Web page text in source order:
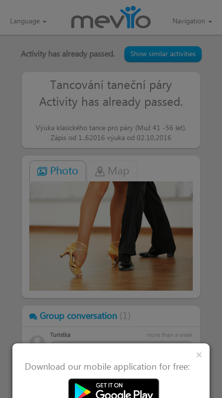
Language Navigation
×
Download our mobile application for free:
Activity has already passed. Show similar activities
Tancování taneční páry
Activity has already passed.
Výuka klasického tance pro páry (Muž 41 -56 let).
Zápis od 1..62016 výuka od 02.10.2016
Photo Map
Group conversation (1)
Turistka more than a week